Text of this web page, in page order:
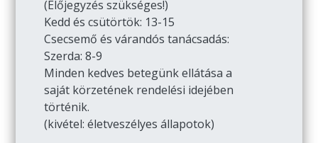
(Előjegyzés szükséges!)
Kedd és csütörtök: 13-15
Csecsemő és várandós tanácsadás:
Szerda: 8-9
Minden kedves betegünk ellátása a
saját körzetének rendelési idejében
történik.
(kivétel: életveszélyes állapotok)